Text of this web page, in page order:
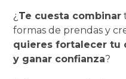
¿ Te cuesta combinar
formas de prendas y
quieres fortalecer tu
y ganar confianza?